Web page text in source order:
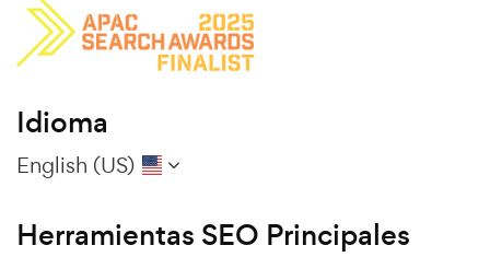
Idioma
English (US)
Herramientas SEO Principales